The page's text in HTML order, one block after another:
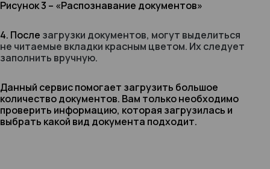
Рисунок 3 – «Распознавание документов»
4. После загрузки документов, могут выделиться
не читаемые вкладки красным цветом. Их следует
заполнить вручную.
Данный сервис помогает загрузить большое
количество документов. Вам только необходимо
проверить информацию, которая загрузилась и
выбрать какой вид документа подходит.